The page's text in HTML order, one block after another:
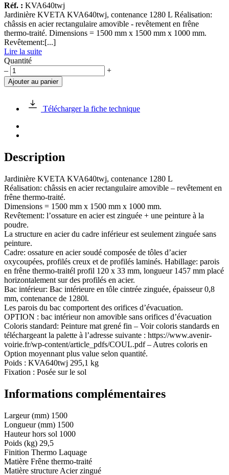
Réf. : KVA640twj
Jardinière KVETA KVA640twj, contenance 1280 L Réalisation:
châssis en acier rectangulaire amovible - revêtement en frêne
thermo-traité. Dimensions = 1500 mm x 1500 mm x 1000 mm.
Revêtement:[...]
Lire la suite
Quantité
quantité
de
Jardinière
KVA640twj
1500x1500x1000m
– +
Ajouter au panier
Télécharger la fiche technique
Description
Jardinière KVETA KVA640twj, contenance 1280 L
Réalisation: châssis en acier rectangulaire amovible – revêtement en
frêne thermo-traité.
Dimensions = 1500 mm x 1500 mm x 1000 mm.
Revêtement: l’ossature en acier est zinguée + une peinture à la
poudre.
La structure en acier du cadre inférieur est seulement zinguée sans
peinture.
Cadre: ossature en acier soudé composée de tôles d’acier
oxycoupées, profilés creux et de profilés laminés. Habillage: parois
en frêne thermo-traitél profil 120 x 33 mm, longueur 1457 mm placé
horizontalement sur des profilés en acier.
Bac intérieur: Bac intérieure en tôle cintrée zinguée, épaisseur 0,8
mm, contenance de 1280l.
Les parois du bac comportent des orifices d’évacuation.
OPTION : bac intérieur non amovible sans orifices d’évacuation
Coloris standard: Peinture mat grené fin – Voir coloris standards en
téléchargeant la palette à l’adresse suivante : https://www.avenir-
voirie.fr/wp-content/article_pdfs/COUL.pdf – Autres coloris en
Option moyennant plus value selon quantité.
Poids : KVA640twj 295,1 kg
Fixation : Posée sur le sol
Informations complémentaires
Largeur (mm) 1500
Longueur (mm) 1500
Hauteur hors sol 1000
Poids (kg) 29,5
Finition Thermo Laquage
Matière Frêne thermo-traité
Matière structure Acier zingué